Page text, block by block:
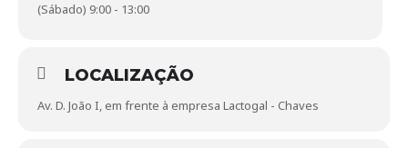
(Sábado) 9:00 - 13:00
LOCALIZAÇÃO
Av. D. João I, em frente à empresa Lactogal - Chaves